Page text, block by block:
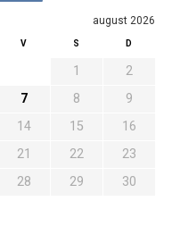
august 2026
V S D
1
2
7 8
9
14 15
16
21 22
23
28 29
30